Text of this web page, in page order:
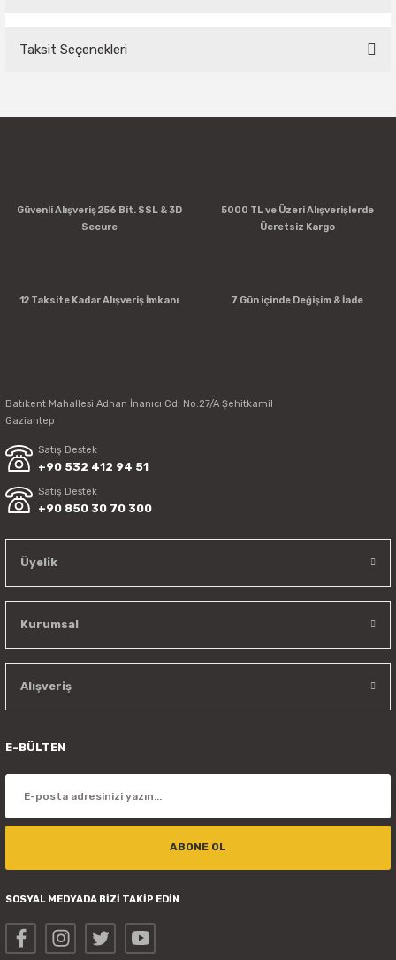
Yorum Yaz
Taksit Seçenekleri
Güvenli Alışveriş 256 Bit. SSL & 3D
Secure
5000 TL ve Üzeri Alışverişlerde
Ücretsiz Kargo
12 Taksite Kadar Alışveriş İmkanı 7 Gün içinde Değişim & İade
Batıkent Mahallesi Adnan İnanıcı Cd. No:27/A Şehitkamil
Gaziantep
Satış Destek
+90 532 412 94 51
Satış Destek
+90 850 30 70 300
Üyelik
Kurumsal
Alışveriş
E-BÜLTEN
ABONE OL
SOSYAL MEDYADA BİZİ TAKİP EDİN